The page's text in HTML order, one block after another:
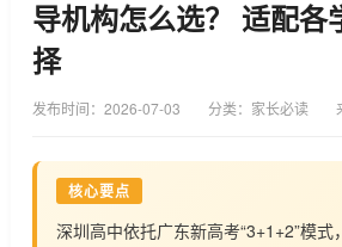
导机构怎么选？ 适配各
择
发布时间： 2026-07-03 分类：家长必读
核心要点
深圳高中依托广东新高考“3+1+2”模